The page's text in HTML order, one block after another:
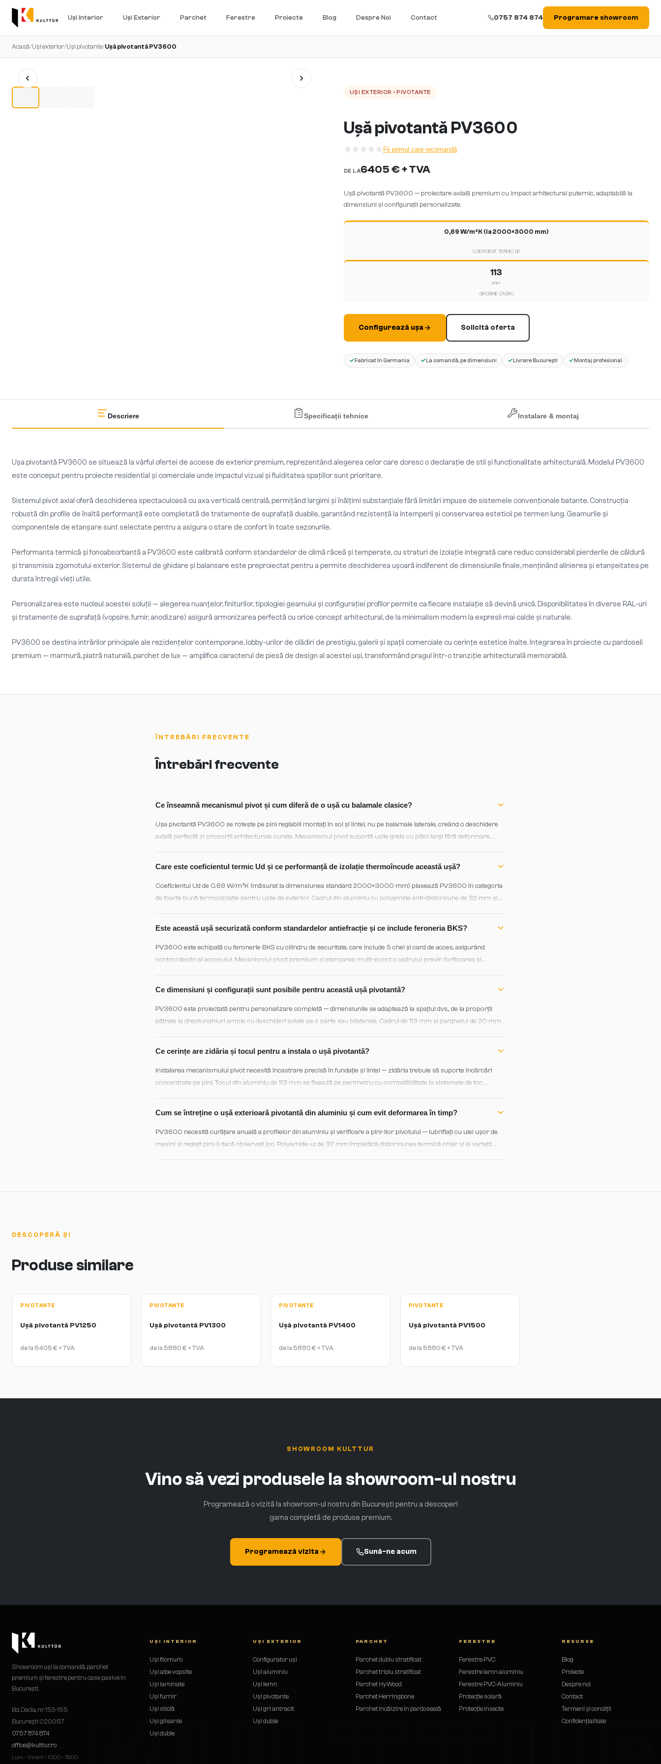
Uși Interior Uși Exterior Parchet Ferestre Proiecte Blog Despre Noi Contact 0757 874 874 Programare showroom
Acasă/Uși exterior/Uși pivotante/Ușă pivotantă PV3600
UȘI EXTERIOR › PIVOTANTE
Ușă pivotantă PV3600
Fii primul care recomandă
DE LA6405 € + TVA
Ușă pivotantă PV3600 — proiectare axială premium cu impact arhitectural puternic, adaptabilă la
dimensiuni și configurații personalizate.
0,69 W/m²K (la 2000×3000 mm)
COEFICIENT TERMIC UD
113
mm
GROSIME CADRU
Configurează ușa Solicită oferta
✓ Fabricat în Germania ✓ La comandă, pe dimensiuni ✓ Livrare București ✓ Montaj profesional
Descriere Specificații tehnice Instalare & montaj
Ușa pivotantă PV3600 se situează la vârful ofertei de accese de exterior premium, reprezentând alegerea celor care doresc o declarație de stil și funcționalitate arhitecturală. Modelul PV3600
este conceput pentru proiecte residential și comerciale unde impactul vizual și fluiditatea spațiilor sunt prioritare.
Sistemul pivot axial oferă deschiderea spectaculoasă cu axa verticală centrală, permițând largimi și înălțimi substanțiale fără limitări impuse de sistemele convenționale batante. Construcția
robustă din profile de înaltă performanță este completată de tratamente de suprafață duabile, garantând rezistență la intemperii și conservarea esteticii pe termen lung. Geamurile și
componentele de etanșare sunt selectate pentru a asigura o stare de confort în toate sezonurile.
Performanta termică și fonoabsorbantă a PV3600 este calibrată conform standardelor de climă răceă și temperate, cu straturi de izolație integrată care reduc considerabil pierderile de căldură
și transmisia zgomotului exterior. Sistemul de ghidare și balansare este preproiectat pentru a permite deschiderea ușoară indiferent de dimensiunile finale, menținând alinierea și etanșeitatea pe
durata întregii vieți utile.
Personalizarea este nucleul acestei soluții — alegerea nuanțelor, finiturilor, tipologiei geamului și configurației profilor permite ca fiecare instalație să devină unică. Disponibilitatea în diverse RAL-uri
și tratamente de suprafață (vopsire, furnir, anodizare) asigură armonizarea perfectă cu orice concept arhitectural, de la minimalism modern la expresii mai calde și naturale.
PV3600 se destina intrărilor principale ale rezidențelor contemporane, lobby-urilor de clădiri de prestigiu, galerii și spații comerciale cu cerințe estetice înalte. Integrarea în proiecte cu pardoseli
premium — marmură, piatră naturală, parchet de lux — amplifica caracterul de piesă de design al acestei uși, transformând pragul într-o tranziție arhitecturală memorabilă.
ÎNTREBĂRI FRECVENTE
Întrebări frecvente
Ce înseamnă mecanismul pivot și cum diferă de o ușă cu balamale clasice?
Ușa pivotantă PV3600 se rotește pe pini reglabili montați în sol și lintel, nu pe balamale laterale, creând o deschidere
axială perfectă și proporții arhitecturale curate. Mecanismul pivot suportă ușile grele cu plăci largi fără deformare,
Care este coeficientul termic Ud și ce performanță de izolație thermoîncude această ușă?
Coeficientul Ud de 0,69 W/m²K (măsurat la dimensiunea standard 2000×3000 mm) plasează PV3600 în categoria
de foarte bună termoizolație pentru ușile de exterior. Cadrul din aluminiu cu polyamide anti-distorsiune de 32 mm și
condiții meteo.
Este această ușă securizată conform standardelor antiefracție și ce include feroneria BKS?
PV3600 este echipată cu feronerie BKS cu cilindru de securitate, care include 5 chei și card de acces, asigurând
control deplin al accesului. Mecanismul pivot premium și etanșarea multi-punct a cadrului previn forfecarea și
Ce dimensiuni și configurații sunt posibile pentru această ușă pivotantă?
PV3600 este proiectată pentru personalizare completă — dimensiunile se adaptează la spațiul dvs., de la proporții
pătrate la dreptunghiuri ample cu deschideri axiale pe o parte sau bilaterale. Cadrul de 113 mm și parghetul de 20 mm
finisaje vopsite. Contactați showroom-ul Kulttur pentru proiectarea la măsură.
Ce cerințe are zidăria și tocul pentru a instala o ușă pivotantă?
Instalarea mecanismului pivot necesită încastrare precisă în fundație și lintel — zidăria trebuie să suporte încărcări
concentrate pe pini. Tocul din aluminiu de 113 mm se fixează pe perimetru cu compatibilitate la sistemele de toc
Kulttur oferă consultanță tehnică și planuri de instalare pentru fiecare proiect specific.
Cum se întreține o ușă exterioară pivotantă din aluminiu și cum evit deformarea în timp?
PV3600 necesită curățare anuală a profilelor din aluminiu și verificare a pini-ilor pivotului — lubrifiați cu ulei ușor de
maşini și reglați pini-ii dacă observați joc. Polyamide-ul de 32 mm împiedică distorsiunea termică chiar și la variații
DESCOPERĂ ȘI
Produse similare
PIVOTANTE
Ușă pivotantă PV1250
de la 6405 € + TVA
PIVOTANTE
Ușă pivotantă PV1300
de la 5880 € + TVA
PIVOTANTE
Ușă pivotantă PV1400
de la 5880 € + TVA
PIVOTANTE
Ușă pivotantă PV1500
de la 5880 € + TVA
SHOWROOM KULTTUR
Vino să vezi produsele la showroom-ul nostru
Programează o vizită la showroom-ul nostru din București pentru a descoperi
gama completă de produse premium.
Programează vizita Sună-ne acum
Showroom uși la comandă, parchet
premium și ferestre pentru case pasive în
București.
Bd. Dacia, nr. 153-155
București 020057
0757 874 874
office@kulttur.ro
Luni – Vineri / 10:00 – 18:00
UȘI INTERIOR
Uși filomuro
Uși albe vopsite
Uși laminate
Uși furnir
Uși sticlă
Uși glisante
Uși duble
UȘI EXTERIOR
Configurator uși
Uși aluminiu
Uși lemn
Uși pivotante
Uși gri antracit
Uși duble
PARCHET
Parchet dublu stratificat
Parchet triplu stratificat
Parchet HyWood
Parchet Herringbone
Parchet încălzire în pardoseală
FERESTRE
Ferestre PVC
Ferestre lemn aluminiu
Ferestre PVC-Aluminiu
Protecție solară
Protecție insecte
RESURSE
Blog
Proiecte
Despre noi
Contact
Termeni și condiții
Confidențialitate